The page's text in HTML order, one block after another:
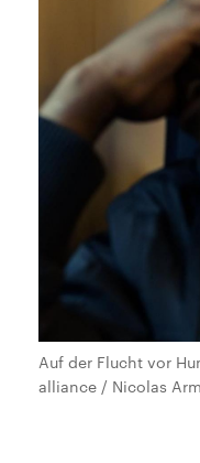
Auf der Flucht vor
alliance / Nicolas